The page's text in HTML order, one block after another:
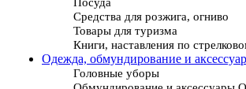
Средства для розжига, огниво
Товары для туризма
Книги, наставления по
Одежда, обмундирование и
Головные уборы